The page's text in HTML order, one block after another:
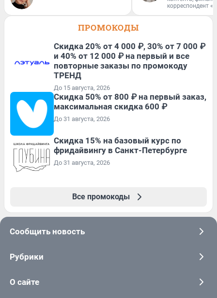
корреспондент
ПРОМОКОДЫ
Скидка 20% от 4 000 ₽, 30% от 7 000 ₽
и 40% от 12 000 ₽ на первый и все
повторные заказы по промокоду
ТРЕНД
До 15 августа, 2026
Скидка 50% от 800 ₽ на первый заказ,
максимальная скидка 600 ₽
До 31 августа, 2026
Скидка 15% на базовый курс по
фридайвингу в Санкт-Петербурге
До 31 августа, 2026
Все промокоды
Сообщить новость
Рубрики
О сайте